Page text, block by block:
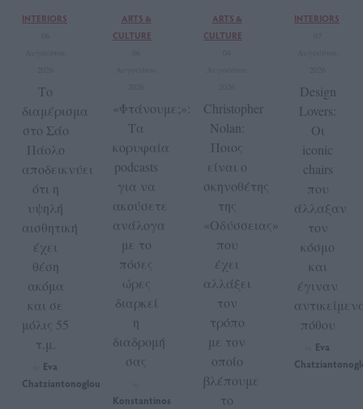
INTERIORS
Το
διαμέρισμα
στο Σάο
Πάολο
αποδεικνύει
ότι η
υψηλή
αισθητική
έχει
θέση
ακόμα
και σε
μόλις 55
τ.μ.
Eva
Chatziantonoglou
ARTS &
CULTURE
«Φτάνουμε;»:
Τα
κορυφαία
podcasts
για να
ακούσετε
ανάλογα
με το
πόσες
ώρες
διαρκεί
η
διαδρομή
σας
Konstantinos
ARTS &
CULTURE
Christopher
Nolan:
Ποιος
είναι ο
σκηνοθέτης
της
«Οδύσσειας»
που
έχει
αλλάξει
τον
τρόπο
με τον
οποίο
βλέπουμε
το
INTERIORS
Design
Lovers:
Οι
iconic
chairs
που
άλλαξαν
τον
κόσμο
και
έγιναν
πόθου
Eva